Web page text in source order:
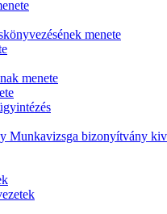
menete
menete
Munkavizsga bizonyítvány